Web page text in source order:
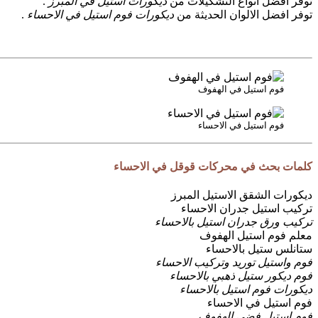
توفر افضل الالوان الحديثة من ديكورات فوم استيل في الاحساء .
فوم استيل في الهفوف
فوم استيل في الاحساء
كلمات بحث في محركات قوقل في الاحساء
ديكورات الشقق الاستيل المبرز
تركيب استيل جدران الاحساء
تركيب ورق جدران استيل بالاحساء
معلم فوم استيل الهفوف
ستانلس ستيل بالاحساء
فوم واستيل توريد وتركيب الاحساء
فوم ديكور ستيل ذهبي بالاحساء
ديكورات فوم استيل بالاحساء
فوم استيل في الاحساء